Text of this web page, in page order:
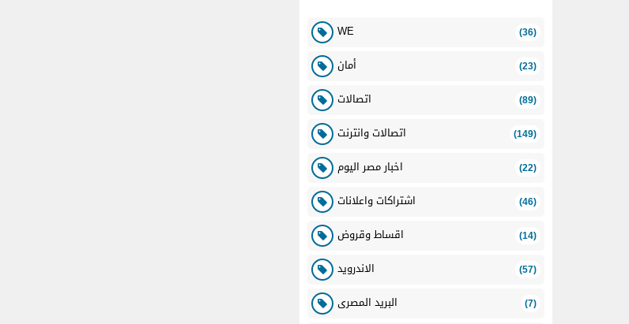
WE (36)
أمان (23)
اتصالات (89)
اتصالات وانترنت (149)
اخبار مصر اليوم (22)
اشتراكات واعلانات (46)
اقساط وقروض (14)
الاندرويد (57)
البريد المصرى (7)